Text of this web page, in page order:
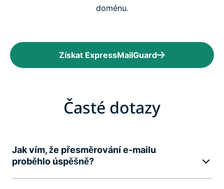
doménu.
Získat ExpressMailGuard
Časté dotazy
Jak vím, že přesměrování e-mailu
proběhlo úspěšně?